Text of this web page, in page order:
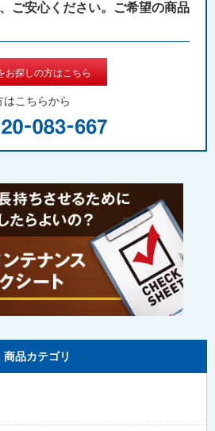
ご安心ください。ご希望の商品
お探しの方はこちら
はこちらから
商品カテゴリ